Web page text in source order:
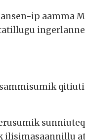
ip aamma
ilisimasaannillu